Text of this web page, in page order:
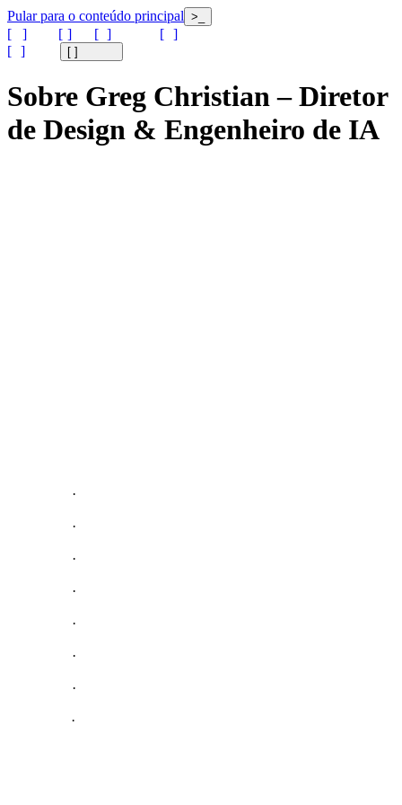
Pular para o conteúdo principal >_
[ ] [ ] [ ] [ ]
[ ] [ ]
Sobre Greg Christian – Diretor
de Design & Engenheiro de IA
·
·
·
·
·
·
·
·